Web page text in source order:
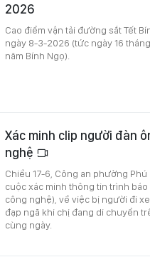
2026
Cao điểm vận tải đường sắt Tết
ngày 8-3-2026 (tức ngày 16
năm Bính Ngọ).
Xác minh clip người đàn
nghệ
Chiều 17-6, Công an phường
cuộc xác minh thông tin trình báo
công nghệ), về việc bị người đi
đạp ngã khi chị đang di chuyển
cùng ngày.